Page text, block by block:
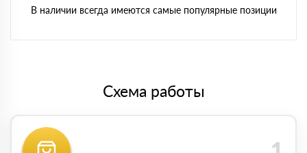
В наличии всегда имеются самые популярные позиции
Схема работы